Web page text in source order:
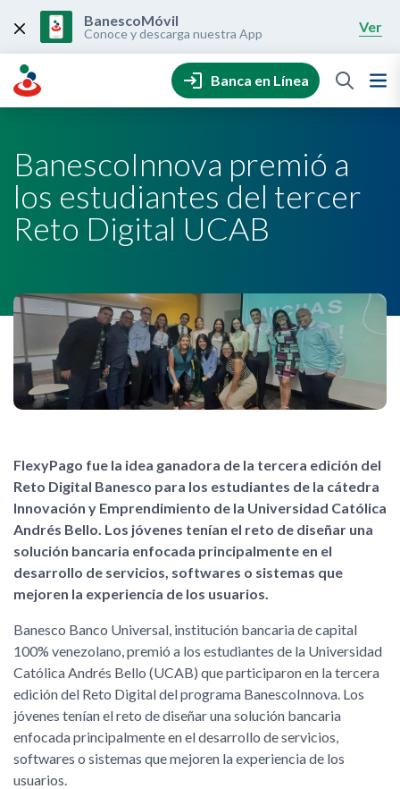
content
BanescoMóvil
Conoce y descarga nuestra App Ver
Banca en Línea
BanescoInnova premió a
los estudiantes del tercer
Reto Digital UCAB
FlexyPago fue la idea ganadora de la tercera edición del
Reto Digital Banesco para los estudiantes de la cátedra
Innovación y Emprendimiento de la Universidad Católica
Andrés Bello. Los jóvenes tenían el reto de diseñar una
solución bancaria enfocada principalmente en el
desarrollo de servicios, softwares o sistemas que
mejoren la experiencia de los usuarios.
Banesco Banco Universal, institución bancaria de capital
100% venezolano, premió a los estudiantes de la Universidad
Católica Andrés Bello (UCAB) que participaron en la tercera
edición del Reto Digital del programa BanescoInnova. Los
jóvenes tenían el reto de diseñar una solución bancaria
enfocada principalmente en el desarrollo de servicios,
softwares o sistemas que mejoren la experiencia de los
usuarios.